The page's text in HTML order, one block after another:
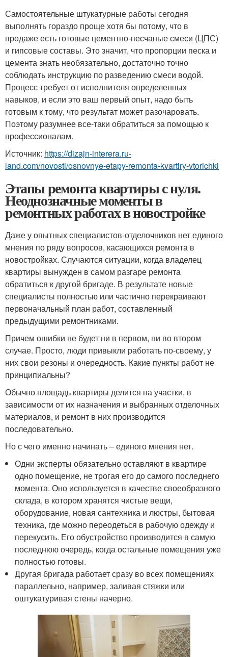
Самостоятельные штукатурные работы сегодня
выполнять гораздо проще хотя бы потому, что в
продаже есть готовые цементно-песчаные смеси (ЦПС)
и гипсовые составы. Это значит, что пропорции песка и
цемента знать необязательно, достаточно точно
соблюдать инструкцию по разведению смеси водой.
Процесс требует от исполнителя определенных
навыков, и если это ваш первый опыт, надо быть
готовым к тому, что результат может разочаровать.
Поэтому разумнее все-таки обратиться за помощью к
профессионалам.
Источник: https://dizajn-interera.ru-
land.com/novosti/osnovnye-etapy-remonta-kvartiry-vtorichki
Этапы ремонта квартиры с нуля.
Неоднозначные моменты в
ремонтных работах в новостройке
Даже у опытных специалистов-отделочников нет единого
мнения по ряду вопросов, касающихся ремонта в
новостройках. Случаются ситуации, когда владелец
квартиры вынужден в самом разгаре ремонта
обратиться к другой бригаде. В результате новые
специалисты полностью или частично перекраивают
первоначальный план работ, составленный
предыдущими ремонтниками.
Причем ошибки не будет ни в первом, ни во втором
случае. Просто, люди привыкли работать по-своему, у
них свои резоны и очередность. Какие пункты работ не
принципиальны?
Обычно площадь квартиры делится на участки, в
зависимости от их назначения и выбранных отделочных
материалов, и ремонт в них производится
последовательно.
Но с чего именно начинать – единого мнения нет.
Одни эксперты обязательно оставляют в квартире
одно помещение, не трогая его до самого последнего
момента. Оно используется в качестве своеобразного
склада, в котором хранятся чистые вещи,
оборудование, новая сантехника и люстры, бытовая
техника, где можно переодеться в рабочую одежду и
перекусить. Его обустройство производится в самую
последнюю очередь, когда остальные помещения уже
полностью готовы.
Другая бригада работает сразу во всех помещениях
параллельно, например, заливая стяжки или
оштукатуривая стены начерно.